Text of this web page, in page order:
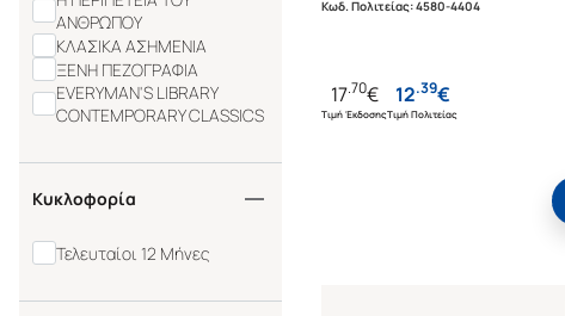
ΑΝΘΡΩΠΟΥ
ΚΛΑΣΙΚΑ ΑΣΗΜΕΝΙΑ
ΞΕΝΗ ΠΕΖΟΓΡΑΦΙΑ
EVERYMAN'S LIBRARY
CONTEMPORARY CLASSICS
Κυκλοφορία
Τελευταίοι 12 Μήνες
Κωδ. Πολιτείας:4580-4404
17.70€
Τιμή Έκδοσης
12.39€
Τιμή Πολιτείας